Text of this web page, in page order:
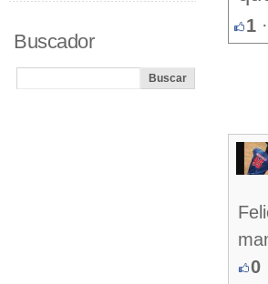
1 ·
0
Buscador